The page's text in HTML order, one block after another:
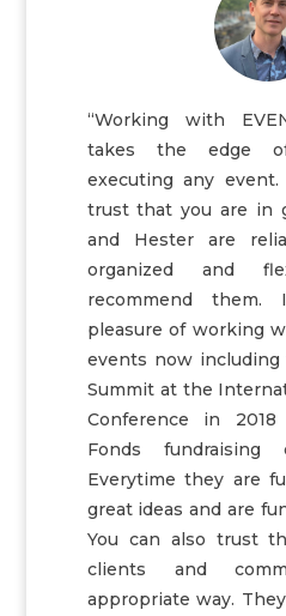
“Working with
takes the edge
executing any
trust that you are in
and Hester are
organized and
recommend
pleasure of working
events now
Summit at the
Conference in
Fonds
Everytime they are
great ideas and are
You can also trust
clients and
appropriate way.